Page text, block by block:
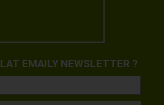
EMAILY NEWSLETTER ?